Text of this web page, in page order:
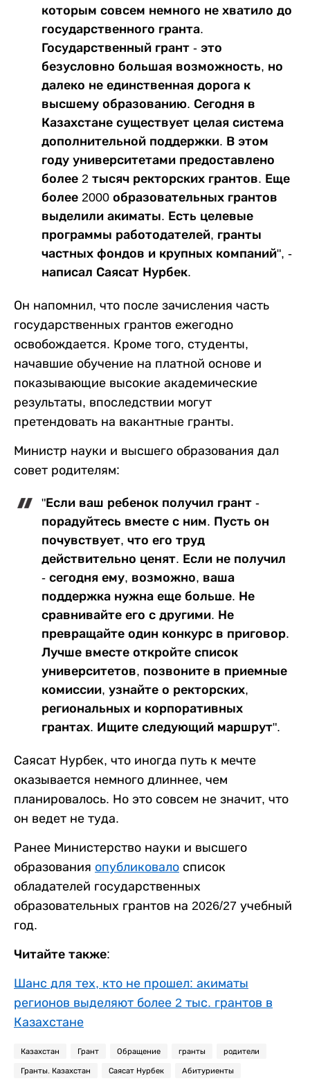
которым совсем немного не хватило до
государственного гранта.
Государственный грант - это
безусловно большая возможность, но
далеко не единственная дорога к
высшему образованию. Сегодня в
Казахстане существует целая система
дополнительной поддержки. В этом
году университетами предоставлено
более 2 тысяч ректорских грантов. Еще
более 2000 образовательных грантов
выделили акиматы. Есть целевые
программы работодателей, гранты
частных фондов и крупных компаний", -
написал Саясат Нурбек.
Он напомнил, что после зачисления часть
государственных грантов ежегодно
освобождается. Кроме того, студенты,
начавшие обучение на платной основе и
показывающие высокие академические
результаты, впоследствии могут
претендовать на вакантные гранты.
Министр науки и высшего образования дал
совет родителям:
"Если ваш ребенок получил грант -
порадуйтесь вместе с ним. Пусть он
почувствует, что его труд
действительно ценят. Если не получил
- сегодня ему, возможно, ваша
поддержка нужна еще больше. Не
сравнивайте его с другими. Не
превращайте один конкурс в приговор.
Лучше вместе откройте список
университетов, позвоните в приемные
комиссии, узнайте о ректорских,
региональных и корпоративных
грантах. Ищите следующий маршрут".
Саясат Нурбек, что иногда путь к мечте
оказывается немного длиннее, чем
планировалось. Но это совсем не значит, что
он ведет не туда.
Ранее Министерство науки и высшего
образования опубликовало список
обладателей государственных
образовательных грантов на 2026/27 учебный
год.
Читайте также:
Шанс для тех, кто не прошел: акиматы
регионов выделяют более 2 тыс. грантов в
Казахстане
Казахстан Грант Обращение гранты родители
Гранты. Казахстан Саясат Нурбек Абитуриенты